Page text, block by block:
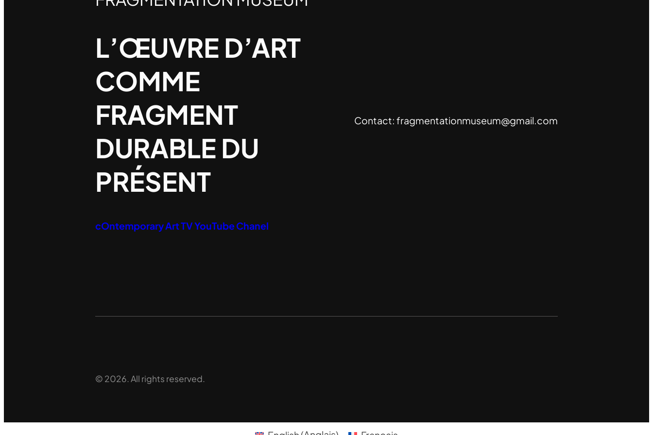
L’ŒUVRE D’ART
COMME
FRAGMENT
DURABLE DU
PRÉSENT
cOntemporary Art TV YouTube Chanel
Contact: fragmentationmuseum@gmail.com
© 2026. All rights reserved.